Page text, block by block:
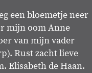
een bloemetje neer
mijn oom Anne
van mijn vader
Rust zacht lieve
Elisabeth de Haan.